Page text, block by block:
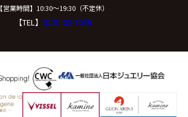
【営業時間】10:30〜19:30（不定休）
【TEL】 0120-02-7039